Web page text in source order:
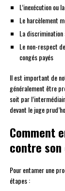
L’inexécution ou
Le harcèlement
La
Le non-respect
congés payés
Il est important de
généralement être
soit par
devant le juge
Comment
contre son
Pour entamer une
étapes :